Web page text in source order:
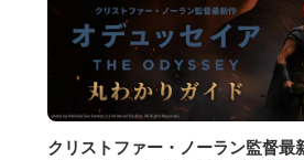
クリストファー・ノーラン監督最